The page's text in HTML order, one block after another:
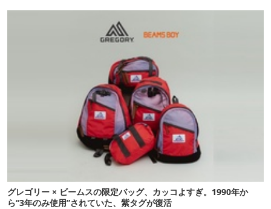
グレゴリー × ビームスの限定バッグ、カッコよすぎ。1990年か
ら“3年のみ使用”されていた、紫タグが復活